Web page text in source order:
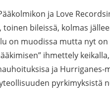
ja Love
bileissä, kolmas
on muodissa mutta nyt
ihmettely keikalla,
ja Hurriganes-
pyrkimyksistä